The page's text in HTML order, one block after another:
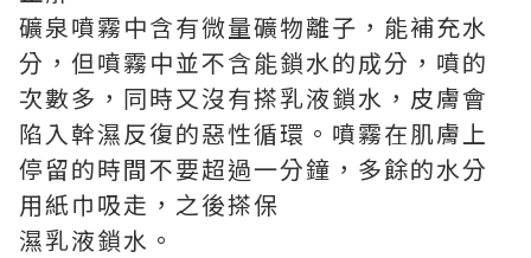
礦泉噴霧中含有微量礦物離子，能補充水
分，但噴霧中並不含能鎖水的成分，噴的
次數多，同時又沒有搽乳液鎖水，皮膚會
陷入幹濕反復的惡性循環。噴霧在肌膚上
停留的時間不要超過一分鐘，多餘的水分
用紙巾吸走，之後搽保
濕乳液鎖水。